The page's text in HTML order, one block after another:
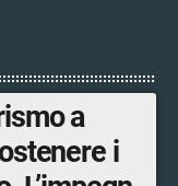
a
i